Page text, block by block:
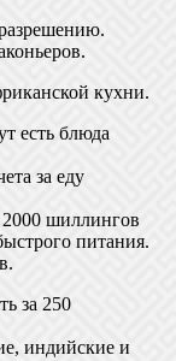
кухни.
есть блюда
за еду
шиллингов
питания.
за 250
индийские и